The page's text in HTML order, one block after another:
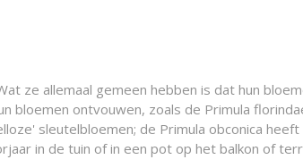
ze allemaal gemeen hebben is dat hun
bloemen ontvouwen, zoals de Primula
sleutelbloemen; de Primula obconica
in de tuin of in een pot op het balkon of